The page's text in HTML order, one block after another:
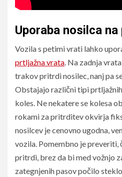
Uporaba nosilca
Vozila s petimi vrati lahko
prtljažna vrata . Na zadnja
trakov pritrdi nosilec, nanj pa
Obstajajo različni tipi
koles. Ne nekatere se kolesa
rokami za pritrditev okvirja
nosilcev je cenovno ugodna,
vozila. Pomembno je preveriti,
pritrdi, brez da bi med vožnjo
zategnjenih pasov počilo steklo.